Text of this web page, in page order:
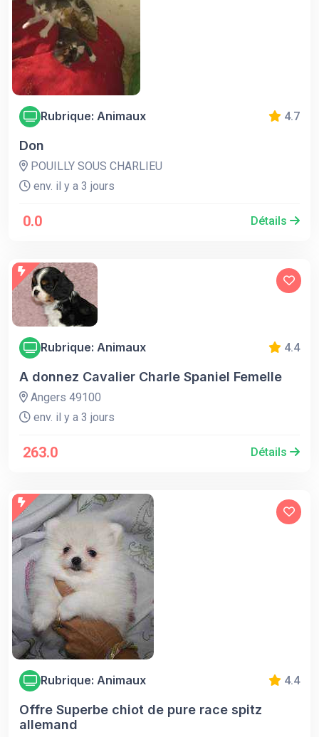
Rubrique: Animaux 4.7
Don
POUILLY SOUS CHARLIEU
env. il y a 3 jours
0.0 Détails
Rubrique: Animaux 4.4
‎A donnez Cavalier Charle Spaniel Femelle
Angers 49100
env. il y a 3 jours
263.0 Détails
Rubrique: Animaux 4.4
Offre Superbe chiot de pure race spitz
allemand